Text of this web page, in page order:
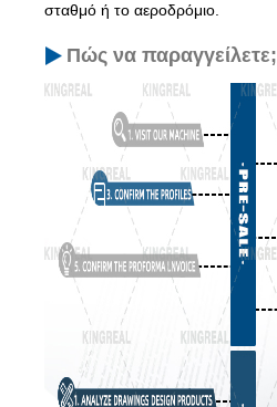
σταθμό ή το αεροδρόμιο.
Πώς να παραγγείλετε;